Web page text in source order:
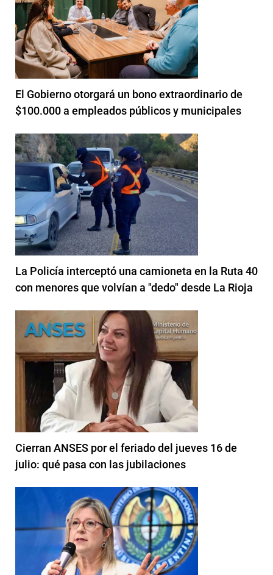
El Gobierno otorgará un bono extraordinario de
$100.000 a empleados públicos y municipales
La Policía interceptó una camioneta en la Ruta 40
con menores que volvían a "dedo" desde La Rioja
Cierran ANSES por el feriado del jueves 16 de
julio: qué pasa con las jubilaciones